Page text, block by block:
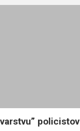
policistov